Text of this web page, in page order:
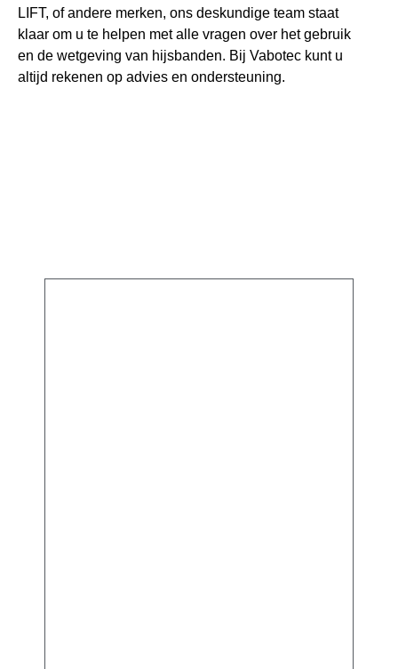
LIFT, of andere merken, ons deskundige team staat
klaar om u te helpen met alle vragen over het gebruik
en de wetgeving van hijsbanden. Bij Vabotec kunt u
altijd rekenen op advies en ondersteuning.